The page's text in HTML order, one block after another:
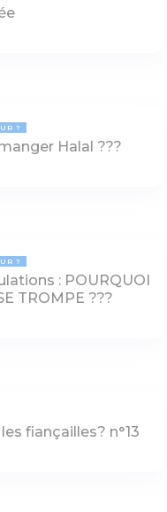
?
Halal ???
?
: POURQUOI
TROMPE ???
fiançailles? n°13